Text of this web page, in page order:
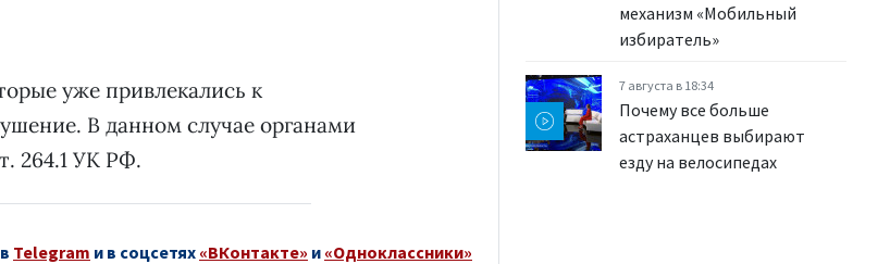
уже привлекались к
В данном случае органами
264.1 УК РФ.
Telegram и в соцсетях «ВКонтакте» и «Одноклассники»
механизм «Мобильный
избиратель»
7 августа в 18:34
Почему все больше
астраханцев выбирают
езду на велосипедах